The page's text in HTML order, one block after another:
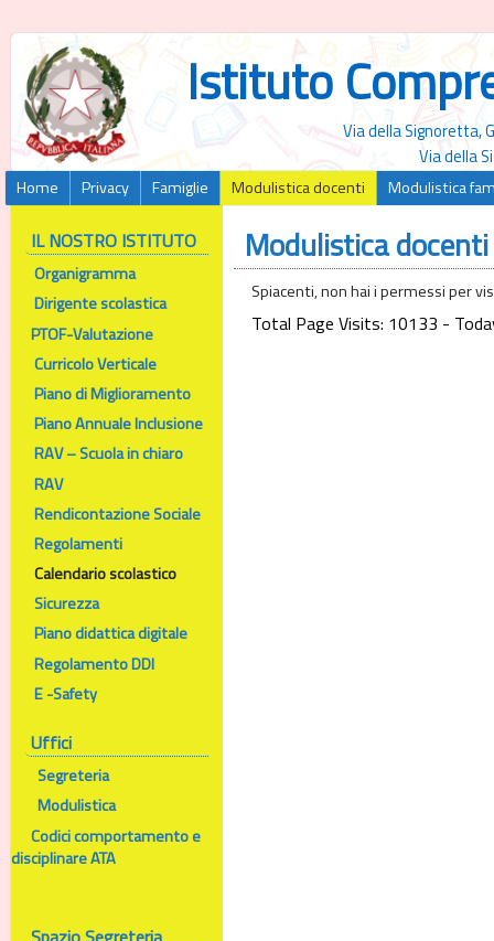
Istituto
Via della Signoretta,
Via della
Home Privacy Famiglie Modulistica docenti Modulistica
IL NOSTRO ISTITUTO
Organigramma
Dirigente scolastica
PTOF-Valutazione
Curricolo Verticale
Piano di Miglioramento
Piano Annuale Inclusione
RAV – Scuola in chiaro
RAV
Rendicontazione Sociale
Regolamenti
Calendario scolastico
Sicurezza
Piano didattica digitale
Regolamento DDI
E -Safety
Uffici
Segreteria
Modulistica
Codici comportamento e
disciplinare ATA
Modulistica docenti
Spiacenti, non hai i permessi per
Total Page Visits: 10133 -